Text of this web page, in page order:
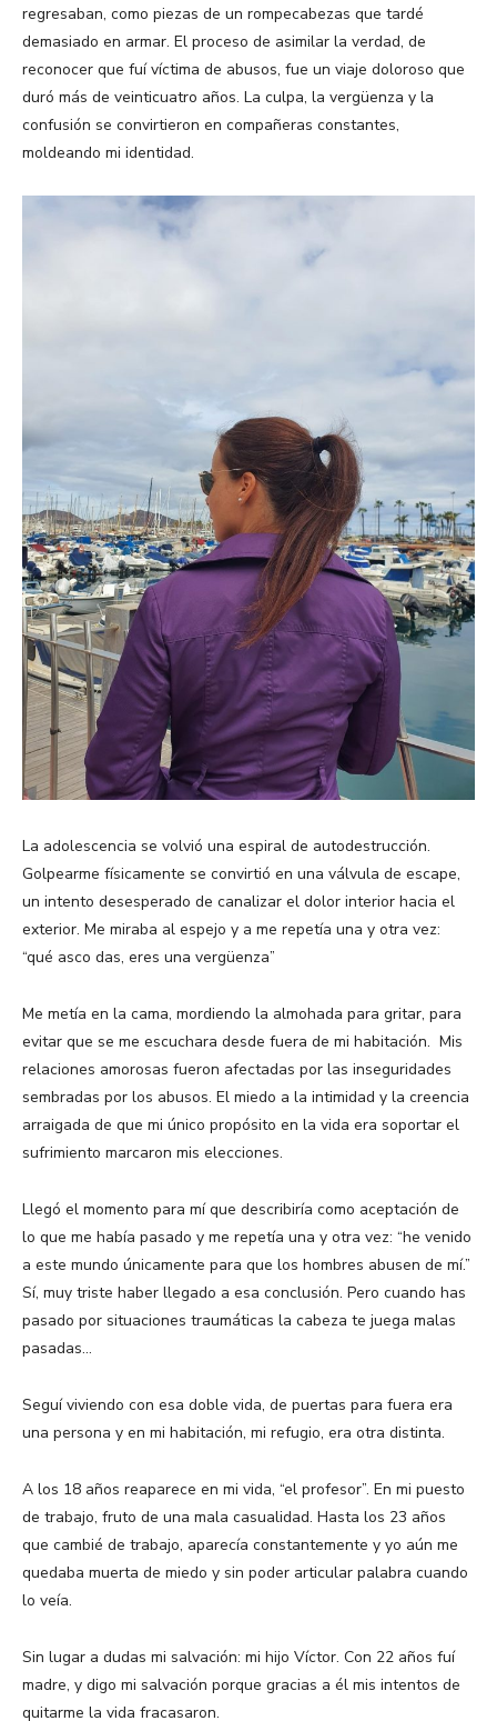
regresaban, como piezas de un rompecabezas que tardé
demasiado en armar. El proceso de asimilar la verdad, de
reconocer que fuí víctima de abusos, fue un viaje doloroso que
duró más de veinticuatro años. La culpa, la vergüenza y la
confusión se convirtieron en compañeras constantes,
moldeando mi identidad.
La adolescencia se volvió una espiral de autodestrucción.
Golpearme físicamente se convirtió en una válvula de escape,
un intento desesperado de canalizar el dolor interior hacia el
exterior. Me miraba al espejo y a me repetía una y otra vez:
“qué asco das, eres una vergüenza”
Me metía en la cama, mordiendo la almohada para gritar, para
evitar que se me escuchara desde fuera de mi habitación. Mis
relaciones amorosas fueron afectadas por las inseguridades
sembradas por los abusos. El miedo a la intimidad y la creencia
arraigada de que mi único propósito en la vida era soportar el
sufrimiento marcaron mis elecciones.
Llegó el momento para mí que describiría como aceptación de
lo que me había pasado y me repetía una y otra vez: “he venido
a este mundo únicamente para que los hombres abusen de mí.”
Sí, muy triste haber llegado a esa conclusión. Pero cuando has
pasado por situaciones traumáticas la cabeza te juega malas
pasadas…
Seguí viviendo con esa doble vida, de puertas para fuera era
una persona y en mi habitación, mi refugio, era otra distinta.
A los 18 años reaparece en mi vida, “el profesor”. En mi puesto
de trabajo, fruto de una mala casualidad. Hasta los 23 años
que cambié de trabajo, aparecía constantemente y yo aún me
quedaba muerta de miedo y sin poder articular palabra cuando
lo veía.
Sin lugar a dudas mi salvación: mi hijo Víctor. Con 22 años fuí
madre, y digo mi salvación porque gracias a él mis intentos de
quitarme la vida fracasaron.